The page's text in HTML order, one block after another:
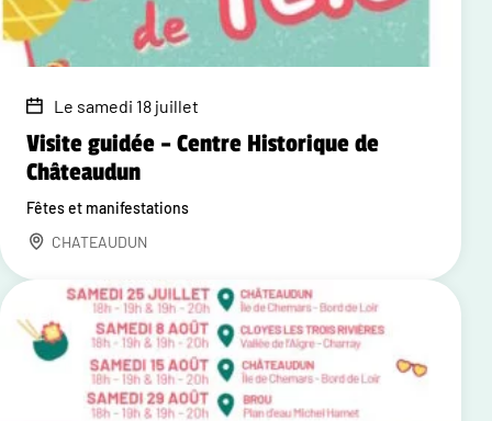
Le samedi 18 juillet
Visite guidée – Centre Historique de
Châteaudun
Fêtes et manifestations
CHATEAUDUN